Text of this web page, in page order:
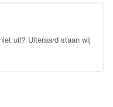
uit? Uiteraard staan wij